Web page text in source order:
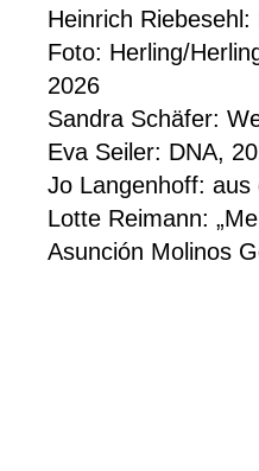
Heinrich
Foto: Herling/
2026
Sandra Schäfer:
Eva Seiler: DNA,
Jo Langenhoff: aus
Lotte Reimann:
Asunción Molinos